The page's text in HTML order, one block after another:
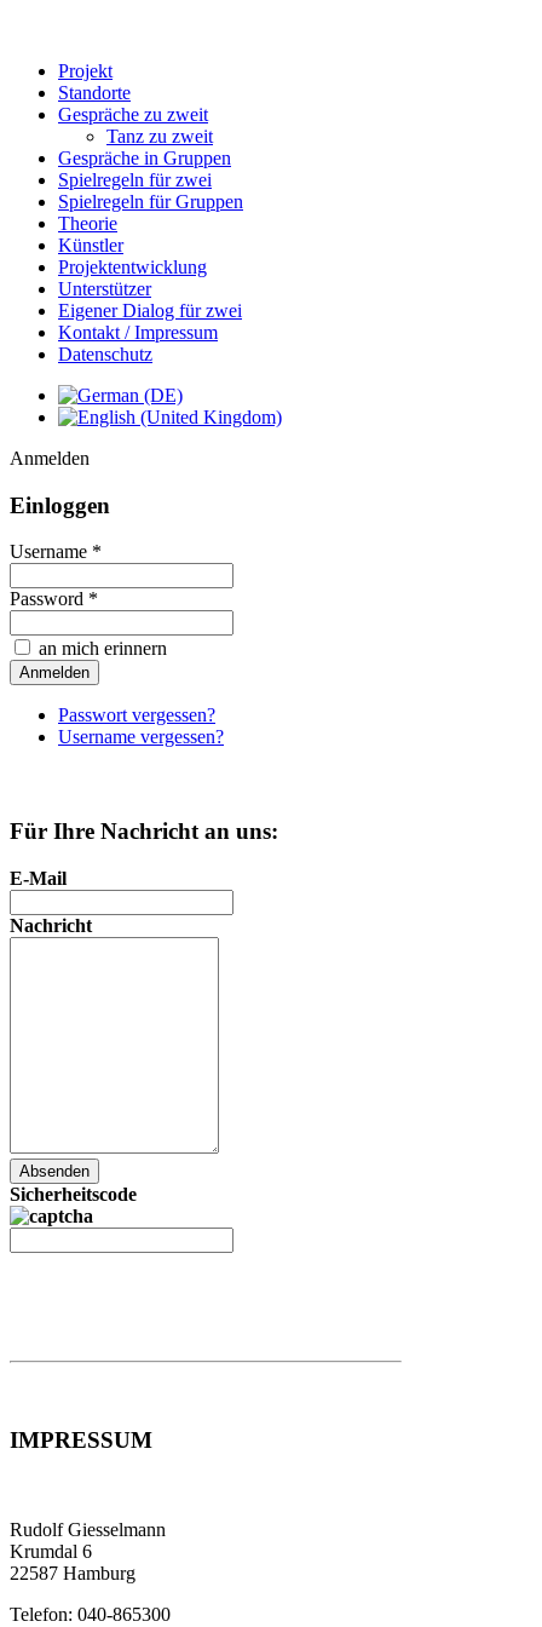
Projekt
Standorte
Gespräche zu zweit
Tanz zu zweit
Gespräche in Gruppen
Spielregeln für zwei
Spielregeln für Gruppen
Theorie
Künstler
Projektentwicklung
Unterstützer
Eigener Dialog für zwei
Kontakt / Impressum
Datenschutz
Anmelden
Einloggen
Username *
Password *
an mich erinnern
Passwort vergessen?
Username vergessen?
Für Ihre Nachricht an uns:
E-Mail
Nachricht
Absenden
Sicherheitscode
IMPRESSUM
Rudolf Giesselmann
Krumdal 6
22587 Hamburg
Telefon: 040-865300